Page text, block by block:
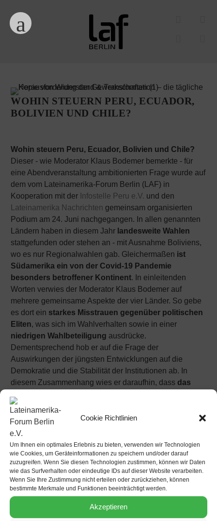
Cookie Richtlinien
Um Ihnen ein optimales Erlebnis zu bieten, verwenden wir Technologien
wie Cookies, um Geräteinformationen zu speichern und/oder darauf
zuzugreifen. Wenn Sie diesen Technologien zustimmen, können wir Daten
wie das Surfverhalten oder eindeutige IDs auf dieser Website verarbeiten.
Wenn Sie Ihre Zustimmung nicht erteilen oder zurückziehen, können
bestimmte Merkmale und Funktionen beeinträchtigt werden.
Akzeptieren
WOHIN STEUERN PERU, ECUADOR,
BOLIVIEN UND CHILE?
Wohin steuern Peru, Ecuador, Bolivien und Chile?
Dieser - wie Moderator Klaus Bodemer bemerkte - für
eine Abendveranstaltung ambitionierten Frage wurde auf
dem vom Lateinamerika-Forum Berlin (LAF) in
Kooperation mit der Infostelle Peru e.V. und den
Lateinamerika Nachrichten gemeinsam organisierten
Podium am 24. Juni nachgegangen. In allen genannten
Ländern haben in diesem Jahr landesweite Wahlen
stattgefunden oder stehen an - mit Ausnahme Boliviens,
wo es nur Regionalwahlen gab. Gleichermaßen ist
Südamerika ein von der Covid-19 Pandemie
besonders betroffener Kontinent. In einleitenden
Worten verwies der Moderator Klaus Bodemer auf
mehrere gemeinsame Aspekte der vier Länder. So gebe
es dort ein starkes Misstrauen gegenüber politischen
Eliten, was sich im Wahlverhalten sowie in einer
niedrigen Wahlbeteiligung ausdrücke.
Dementsprechend hob er auf die Frage der
Auswirkungen der jüngsten Entwicklungen auf die
Demokratie und die Stabilität der Institutionen ab. In
diesem Zusammenhang wies er daraufhin, dass das
besitze, sich aber nun mit einer Oben-Unten-Achse
überlappe, was weitere Fragen für die Zukunft der
Demokratie zur Folge habe: wird diese gestärkt oder
erodiert sie eher? Gibt es Hoffnungen auf eine neue
Linkswende? Über die am 16. Mai erfolgteWahl des
Verfassungskonvents in Chileberichtete Sophia
Boddenberg. Hildegard Willer sprach über die
Parlaments- und Präsidentschaftswahlen – den
"Wahlkrimi" in Peru,Anika Pinz informierte über die
Parlaments- und Präsidentschaftswahlen in Ecuador